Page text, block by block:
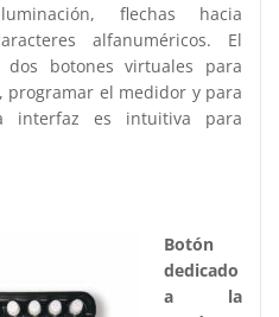
flechas hacia
alfanuméricos. El
botones virtuales para
programar el medidor y para
interfaz es intuitiva para
Botón
dedicado
a la